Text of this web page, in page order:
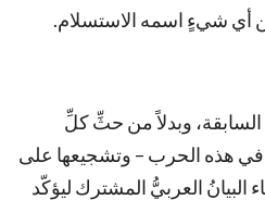
من أي شيءٍ اسمه الاستسلام.
وبدلاً من حثِّ كلِّ
في هذه الحرب – وتشجيعها على
البيانُ العربيُّ المشترك ليؤكّد